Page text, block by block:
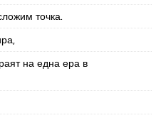
точка.
на една ера в